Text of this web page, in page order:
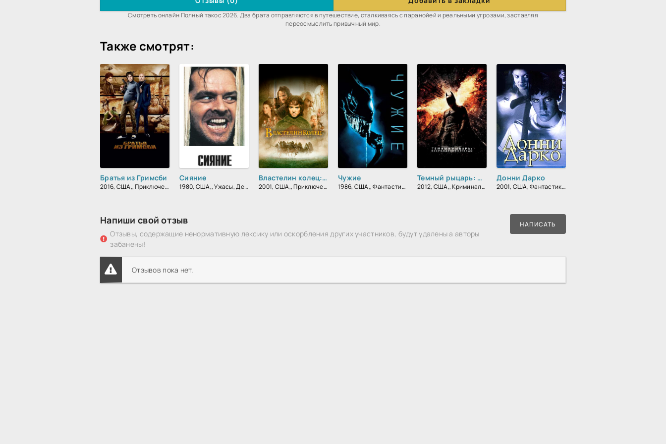
Смотреть онлайн Полный такос 2026. Два брата отправляются в путешествие, сталкиваясь с паранойей и реальными угрозами, заставляя
переосмыслить привычный мир.
Также смотрят:
Братья из Гримсби
2016, США,, Приключения, Комедия, Боевик, Зарубежный
Сияние
1980, США,, Ужасы, Детектив, Триллер, Зарубежный, Драма
Властелин колец: Братство кольца
2001, США,, Приключения, Фэнтези, Боевик, Зарубежный
Чужие
1986, США,, Фантастика, Боевик, Триллер, Зарубежный
Темный рыцарь: Возрождение легенды
2012, США,, Криминал, Фантастика, Боевик, Триллер, Зарубежный, Драма
Донни Дарко
2001, США, Фантастика, Детектив, Триллер, Зарубежный, Драма
Напиши свой отзыв
Отзывы, содержащие ненормативную лексику или оскорбления других участников, будут удалены а авторы
забанены!
НАПИСАТЬ
Отзывов пока нет.